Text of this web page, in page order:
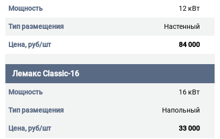
12 кВт
Настенный
84 000
Лемакс Classic-16
16 кВт
Напольный
33 000